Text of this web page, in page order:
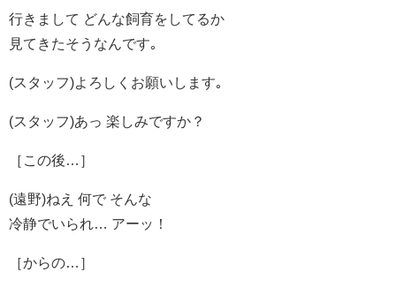
行きまして どんな飼育をしてるか
見てきたそうなんです｡
(スタッフ)よろしくお願いします｡
(スタッフ)あっ 楽しみですか？
［この後…］
(遠野)ねえ 何で そんな
冷静でいられ… アーッ！
［からの…］